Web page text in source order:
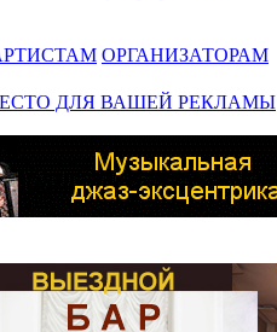
ОРГАНИЗАТОРАМ
ДЛЯ ВАШЕЙ РЕКЛАМЫ